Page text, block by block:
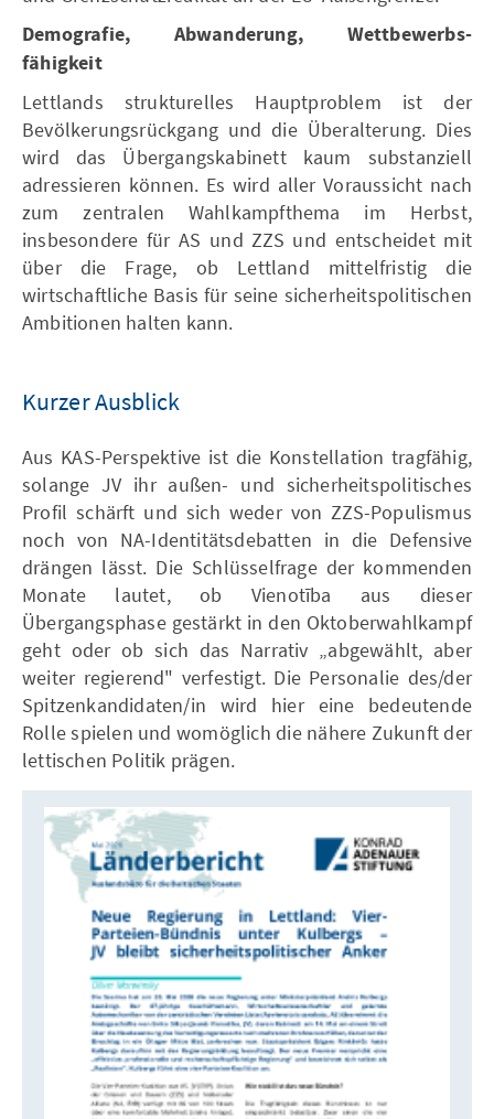
Demografie, Abwanderung, Wettbewerbs-
fähigkeit
Lettlands strukturelles Hauptproblem ist der
Bevölkerungsrückgang und die Überalterung. Dies
wird das Übergangskabinett kaum substanziell
adressieren können. Es wird aller Voraussicht nach
zum zentralen Wahlkampfthema im Herbst,
insbesondere für AS und ZZS und entscheidet mit
über die Frage, ob Lettland mittelfristig die
wirtschaftliche Basis für seine sicherheitspolitischen
Ambitionen halten kann.
Kurzer Ausblick
Aus KAS-Perspektive ist die Konstellation tragfähig,
solange JV ihr außen- und sicherheitspolitisches
Profil schärft und sich weder von ZZS-Populismus
noch von NA-Identitätsdebatten in die Defensive
drängen lässt. Die Schlüsselfrage der kommenden
Monate lautet, ob Vienotība aus dieser
Übergangsphase gestärkt in den Oktoberwahlkampf
geht oder ob sich das Narrativ „abgewählt, aber
weiter regierend" verfestigt. Die Personalie des/der
Spitzenkandidaten/in wird hier eine bedeutende
Rolle spielen und womöglich die nähere Zukunft der
lettischen Politik prägen.